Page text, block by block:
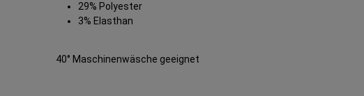
29% Polyester
3% Elasthan
40° Maschinenwäsche geeignet